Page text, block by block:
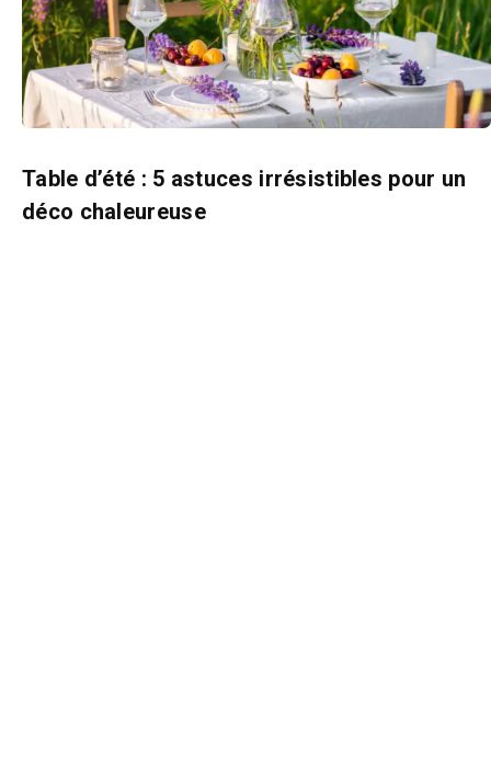
Table d’été : 5 astuces irrésistibles pour un
déco chaleureuse